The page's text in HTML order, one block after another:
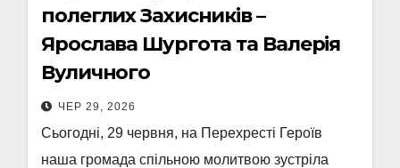
полеглих Захисників –
Ярослава Шургота та Валерія
Вуличного
ЧЕР 29, 2026
Сьогодні, 29 червня, на Перехресті Героїв
наша громада спільною молитвою зустріла